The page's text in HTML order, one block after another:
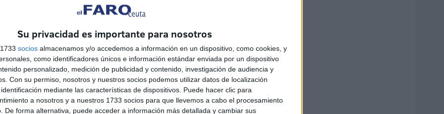
Su privacidad es importante para nosotros
socios almacenamos y/o accedemos a información en un dispositivo, como cookies, y
como identificadores únicos e información estándar enviada por un dispositivo
personalizado, medición de publicidad y contenido, investigación de audiencia y
Con su permiso, nosotros y nuestros socios podemos utilizar datos de localización
mediante las características de dispositivos. Puede hacer clic para
a nosotros y a nuestros 1733 socios para que llevemos a cabo el procesamiento
De forma alternativa, puede acceder a información más detallada y cambiar sus
sevillano Castillo Lastrucci. Desembarcó en Ceuta
Acudieron al taller del artista con la intención de
se asomaron por sus estancias y, una vez allí,
imagen de la hermandad.
desde hacía tres años, momento en el
del escultor que arribó a Ceuta y su aparición trajo